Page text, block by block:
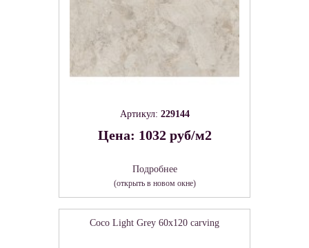
Артикул: 229144
Цена: 1032 руб/м2
Подробнее
(открыть в новом окне)
Coco Light Grey 60х120 carving